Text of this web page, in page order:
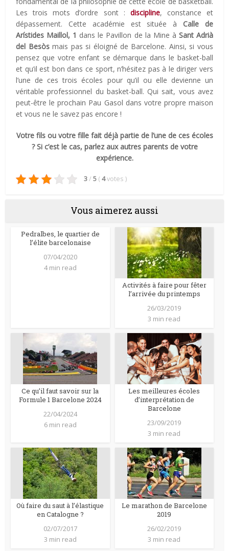
Les trois mots d’ordre sont : discipline, constance et
dépassement. Cette académie est située à Calle de
Arístides Maillol, 1 dans le Pavillon de la Mine à Sant Adrià
del Besòsmais pas si éloigné de Barcelone. Ainsi, si vous
pensez que votre enfant se démarque dans le basket-ball
et qu’il est bon dans ce sport, n’hésitez pas à le diriger vers
l’une de ces trois écoles pour qu’il ou elle devienne un
véritable professionnel du basket-ball. Qui sait, vous avez
peut-être le prochain Pau Gasol dans votre propre maison
et vous ne le savez pas encore !
Votre fils ou votre fille fait déjà partie de l’une de ces écoles
? Si c’est le cas, parlez aux autres parents de votre
expérience.
3/ 5 (4votes )
Vous aimerez aussi
Pedralbes, le quartier de
l’élite barcelonaise
07/04/2020
4 min read
Activités à faire pour fêter
l’arrivée du printemps
26/03/2019
3 min read
Ce qu’il faut savoir sur la
Formule 1 Barcelone 2024
22/04/2024
6 min read
Les meilleures écoles
d’interprétation de
Barcelone
23/09/2019
3 min read
Où faire du saut à l’élastique
en Catalogne ?
02/07/2017
3 min read
Le marathon de Barcelone
2019
26/02/2019
3 min read